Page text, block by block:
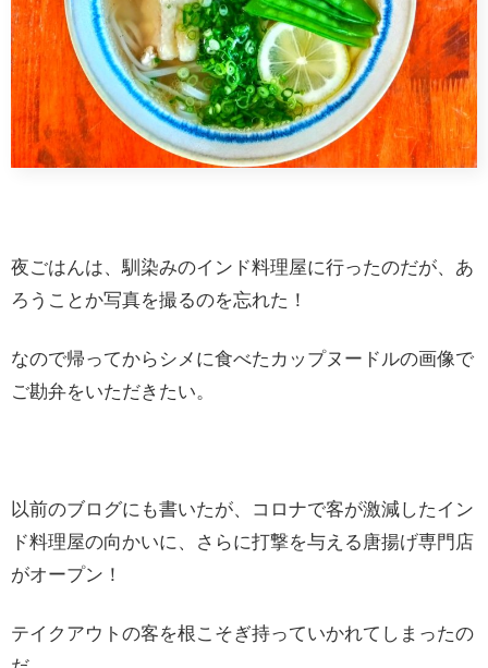
夜ごはんは、馴染みのインド料理屋に行ったのだが、あ
ろうことか写真を撮るのを忘れた！
なので帰ってからシメに食べたカップヌードルの画像で
ご勘弁をいただきたい。
以前のブログにも書いたが、コロナで客が激減したイン
ド料理屋の向かいに、さらに打撃を与える唐揚げ専門店
がオープン！
テイクアウトの客を根こそぎ持っていかれてしまったの